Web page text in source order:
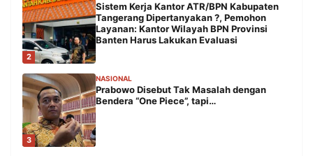
2
Sistem Kerja Kantor ATR/BPN Kabupaten
Tangerang Dipertanyakan ?, Pemohon
Layanan: Kantor Wilayah BPN Provinsi
Banten Harus Lakukan Evaluasi
3
NASIONAL
Prabowo Disebut Tak Masalah dengan
Bendera “One Piece”, tapi…